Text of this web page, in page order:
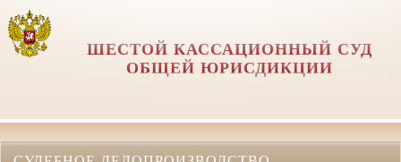
ШЕСТОЙ КАССАЦИОННЫЙ СУД
ОБЩЕЙ ЮРИСДИКЦИИ